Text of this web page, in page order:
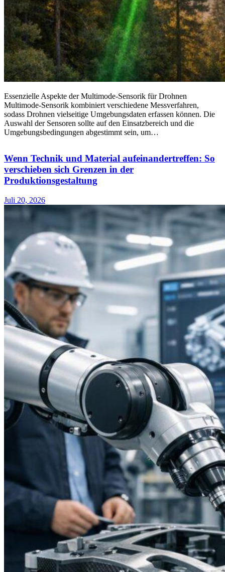
Essenzielle Aspekte der Multimode-Sensorik für Drohnen
Multimode-Sensorik kombiniert verschiedene Messverfahren,
sodass Drohnen vielseitige Umgebungsdaten erfassen können. Die
Auswahl der Sensoren sollte auf den Einsatzbereich und die
Umgebungsbedingungen abgestimmt sein, um…
Wenn Technik und Material aufeinandertreffen: So
verschieben sich Grenzen in der
Produktionsgestaltung
Juli 20, 2026